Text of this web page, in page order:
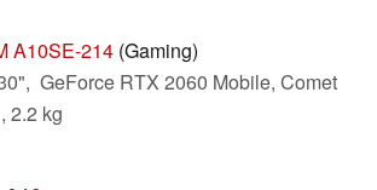
A10SE-214 (Gaming)
GeForce RTX 2060 Mobile, Comet
2.2 kg